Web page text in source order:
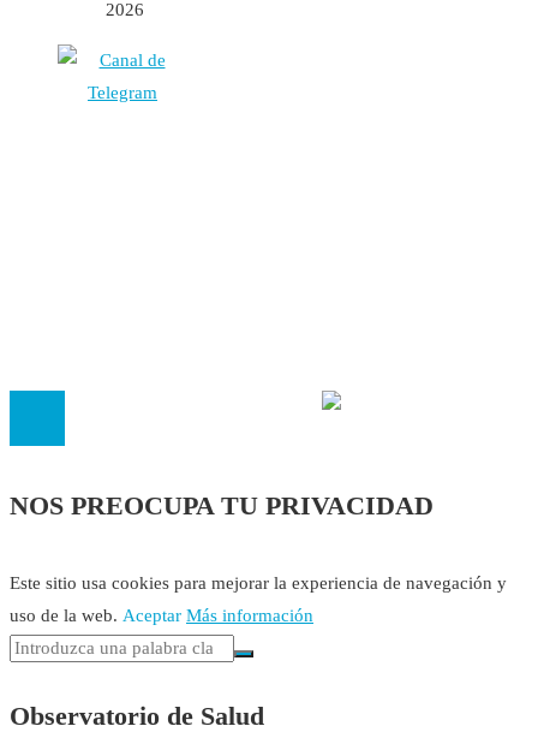
2026
NOS PREOCUPA TU PRIVACIDAD
Este sitio usa cookies para mejorar la experiencia de navegación y
uso de la web. Aceptar Más información
Observatorio de Salud